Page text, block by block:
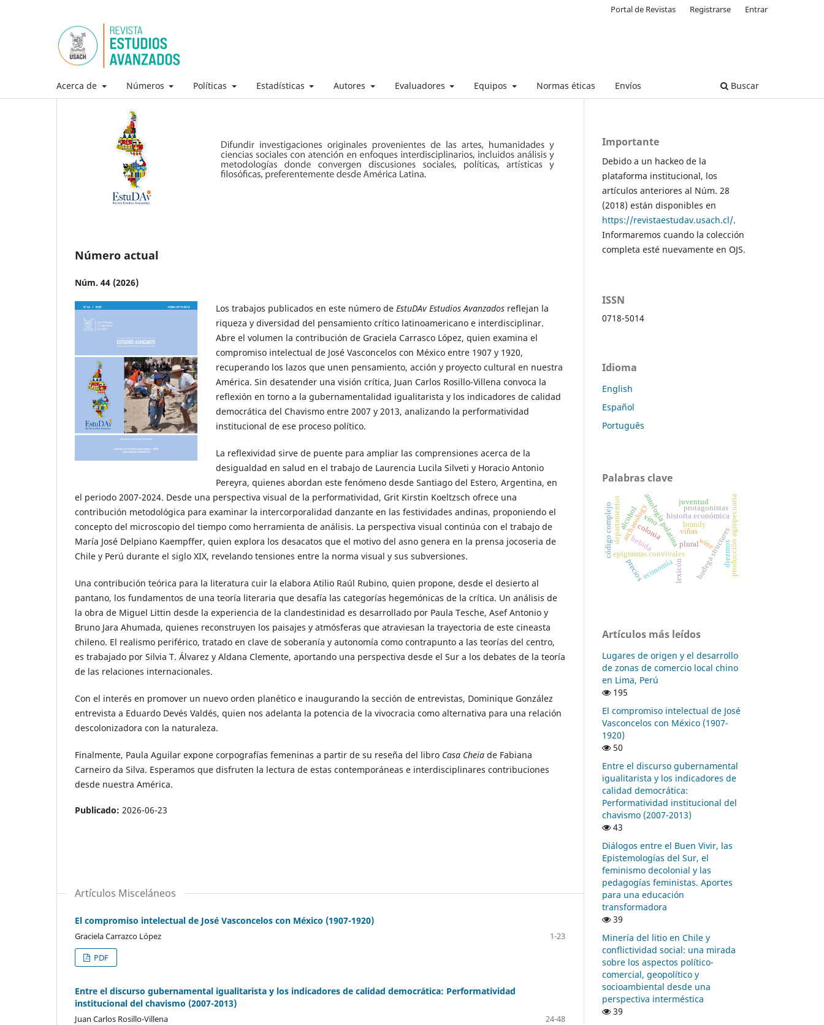
Acerca de Números Políticas Estadísticas Autores Evaluadores Equipos Normas éticas Envíos Buscar
Portal de Revistas Registrarse Entrar
Número actual
Núm. 44 (2026)
Los trabajos publicados en este número de EstuDAv Estudios Avanzados reflejan la
riqueza y diversidad del pensamiento crítico latinoamericano e interdisciplinar.
Abre el volumen la contribución de Graciela Carrasco López, quien examina el
compromiso intelectual de José Vasconcelos con México entre 1907 y 1920,
recuperando los lazos que unen pensamiento, acción y proyecto cultural en nuestra
América. Sin desatender una visión crítica, Juan Carlos Rosillo-Villena convoca la
reflexión en torno a la gubernamentalidad igualitarista y los indicadores de calidad
democrática del Chavismo entre 2007 y 2013, analizando la performatividad
institucional de ese proceso político.
La reflexividad sirve de puente para ampliar las comprensiones acerca de la
desigualdad en salud en el trabajo de Laurencia Lucila Silveti y Horacio Antonio
Pereyra, quienes abordan este fenómeno desde Santiago del Estero, Argentina, en
el periodo 2007-2024. Desde una perspectiva visual de la performatividad, Grit Kirstin Koeltzsch ofrece una
contribución metodológica para examinar la intercorporalidad danzante en las festividades andinas, proponiendo el
concepto del microscopio del tiempo como herramienta de análisis. La perspectiva visual continúa con el trabajo de
María José Delpiano Kaempffer, quien explora los desacatos que el motivo del asno genera en la prensa jocoseria de
Chile y Perú durante el siglo XIX, revelando tensiones entre la norma visual y sus subversiones.
Una contribución teórica para la literatura cuir la elabora Atilio Raúl Rubino, quien propone, desde el desierto al
pantano, los fundamentos de una teoría literaria que desafía las categorías hegemónicas de la crítica. Un análisis de
la obra de Miguel Littin desde la experiencia de la clandestinidad es desarrollado por Paula Tesche, Asef Antonio y
Bruno Jara Ahumada, quienes reconstruyen los paisajes y atmósferas que atraviesan la trayectoria de este cineasta
chileno. El realismo periférico, tratado en clave de soberanía y autonomía como contrapunto a las teorías del centro,
es trabajado por Silvia T. Álvarez y Aldana Clemente, aportando una perspectiva desde el Sur a los debates de la teoría
de las relaciones internacionales.
Con el interés en promover un nuevo orden planético e inaugurando la sección de entrevistas, Dominique González
entrevista a Eduardo Devés Valdés, quien nos adelanta la potencia de la vivocracia como alternativa para una relación
descolonizadora con la naturaleza.
Finalmente, Paula Aguilar expone corpografías femeninas a partir de su reseña del libro Casa Cheia de Fabiana
Carneiro da Silva. Esperamos que disfruten la lectura de estas contemporáneas e interdisciplinares contribuciones
desde nuestra América.
Publicado: 2026-06-23
Artículos Misceláneos
El compromiso intelectual de José Vasconcelos con México (1907-1920)
Graciela Carrazco López
1-23
PDF
Entre el discurso gubernamental igualitarista y los indicadores de calidad democrática: Performatividad
institucional del chavismo (2007-2013)
Juan Carlos Rosillo-Villena
24-48
Importante
Debido a un hackeo de la
plataforma institucional, los
artículos anteriores al Núm. 28
(2018) están disponibles en
https://revistaestudav.usach.cl/.
Informaremos cuando la colección
completa esté nuevamente en OJS.
ISSN
0718-5014
Idioma
English
Español
Português
Palabras clave
epigramas convivales
antología palatina
vino
código complejo pluralwine
brandy
bodega structures
archaeologycolonia
precioseconomía
historia económica
diezmosproducción agropecuaria
departamentos protagonistas
viñas
lexicón
bebida
alcohol
juventud
Artículos más leídos
Lugares de origen y el desarrollo
de zonas de comercio local chino
en Lima, Perú
195
El compromiso intelectual de José
Vasconcelos con México (1907-
1920)
50
Entre el discurso gubernamental
igualitarista y los indicadores de
calidad democrática:
Performatividad institucional del
chavismo (2007-2013)
43
Diálogos entre el Buen Vivir, las
Epistemologías del Sur, el
feminismo decolonial y las
pedagogías feministas. Aportes
para una educación
transformadora
39
Minería del litio en Chile y
conflictividad social: una mirada
sobre los aspectos político-
comercial, geopolítico y
socioambiental desde una
perspectiva interméstica
39